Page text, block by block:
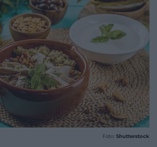
Foto: Shutterstock